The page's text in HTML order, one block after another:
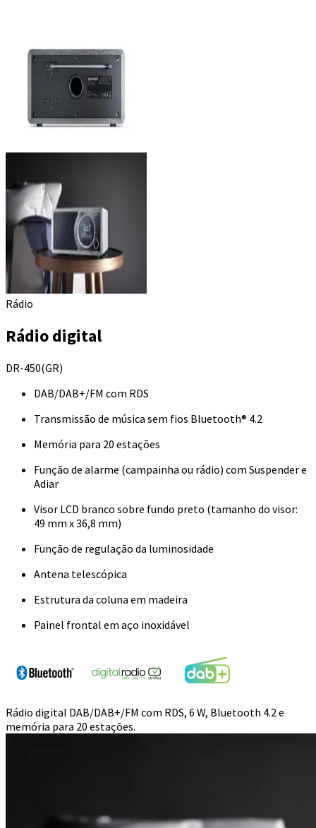
Rádio
Rádio digital
DR-450(GR)
DAB/DAB+/FM com RDS
Transmissão de música sem fios Bluetooth® 4.2
Memória para 20 estações
Função de alarme (campainha ou rádio) com Suspender e
Adiar
Visor LCD branco sobre fundo preto (tamanho do visor:
49 mm x 36,8 mm)
Função de regulação da luminosidade
Antena telescópica
Estrutura da coluna em madeira
Painel frontal em aço inoxidável
Rádio digital DAB/DAB+/FM com RDS, 6 W, Bluetooth 4.2 e
memória para 20 estações.